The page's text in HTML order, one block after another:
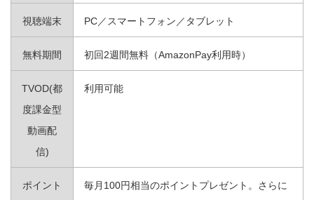
視聴端末 PC／スマートフォン／タブレット
無料期間 初回2週間無料（AmazonPay利用時）
TVOD(都
度課金型
動画配
信)
利用可能
ポイント
毎月100円相当のポイントプレゼント。さらに